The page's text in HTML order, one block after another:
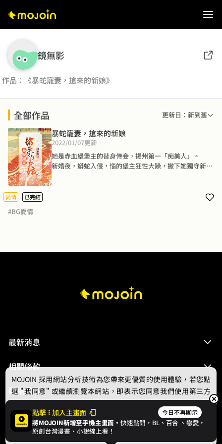
鏡無影
作品：《暴蛇寵妻，搶來的新娘》
全部作品 更新日：新到舊
暴蛇寵妻，搶來的新娘
2022/01/07更新
她是赤血堡堡主的替身侍妾，揚州第一「痴美人」。
新婚夜，蟒蛇入侵，惱的堡主狂性大躁，撇下她獨守新
他有多危險？
愛情 已完結
#BG愛情
最新消息
相關條款
聯絡我們
© 2024 gamania Digital Entertainment Co., Ltd.
點擊 加入主畫面 今日不再顯示
將MOJOIN新增至手機主畫面，快速點開，BL、 百合 、戀愛，
原創台灣漫畫、小說線上看！
MOJOIN 採用網站分析技術為您帶來更優質的使用體驗，若您點
選 "我同意" 或繼續瀏覽本網站，即表示您同意我們使用第三方
Cookie，欲瞭解更多資訊請見隱私權政策。
我同意